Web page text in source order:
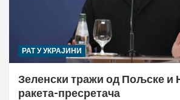
РАТ У УКРАЈИНИ
Зеленски тражи од Пољске и
ракета-пресретача